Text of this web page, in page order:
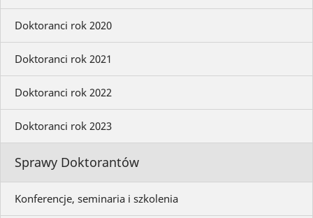
Doktoranci rok 2020
Doktoranci rok 2021
Doktoranci rok 2022
Doktoranci rok 2023
Sprawy Doktorantów
Konferencje, seminaria i szkolenia